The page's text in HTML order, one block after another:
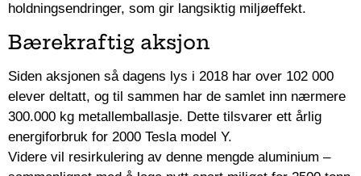
holdningsendringer, som gir langsiktig miljøeffekt.
Bærekraftig aksjon
Siden aksjonen så dagens lys i 2018 har over 102 000
elever deltatt, og til sammen har de samlet inn nærmere
300.000 kg metallemballasje. Dette tilsvarer ett årlig
energiforbruk for 2000 Tesla model Y.
Videre vil resirkulering av denne mengde aluminium –